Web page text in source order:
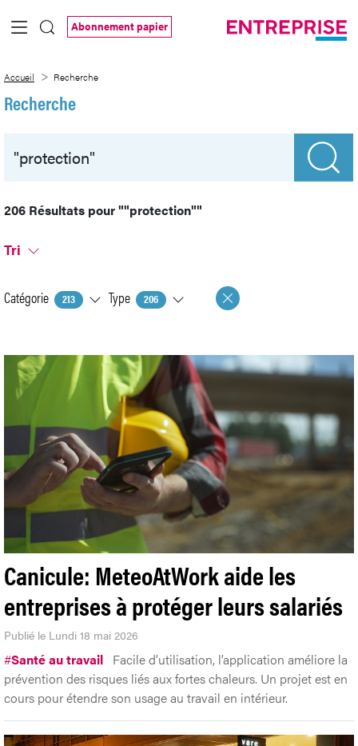
Saut au contenu principal
Abonnement papier
Accueil Recherche
Recherche
206 Résultats pour""protection""
Tri
Catégorie 213 Type 206
Canicule: MeteoAtWork aide les
entreprises à protéger leurs salariés
Publié le Lundi 18 mai 2026
#Santé au travail Facile d’utilisation, l’application améliore la
prévention des risques liés aux fortes chaleurs. Un projet est en
cours pour étendre son usage au travail en intérieur.